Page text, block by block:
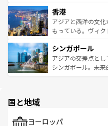
とつ。フォーやバイ
ひ現地で味わいた
が旅行者を迎えて
参照してほしい。
の活気が交差してい
帯で自然と触れ合
いビーチでリゾー
激する。気候は一年
が待っている。親
た文化、そして多
香港
アジアと西洋の文
もっている。ヴィ
み、どこを訪れても
ており、効率よく
うな絶景から文化
シンガポール
アジアの交差点と
シンガポール。未
で、ホーカーズは地
国と地域
ヨーロッパ